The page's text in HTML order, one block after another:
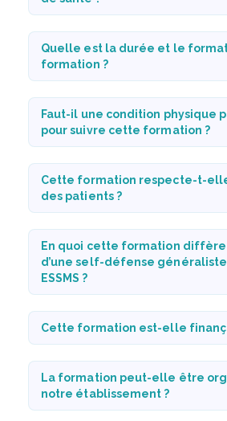
Quelle est la durée et le
formation ?
Faut-il une condition physique
pour suivre cette formation ?
Cette formation respecte-t-
des patients ?
En quoi cette formation
d’une self-défense généraliste
ESSMS ?
Cette formation est-elle
La formation peut-elle être
notre établissement ?